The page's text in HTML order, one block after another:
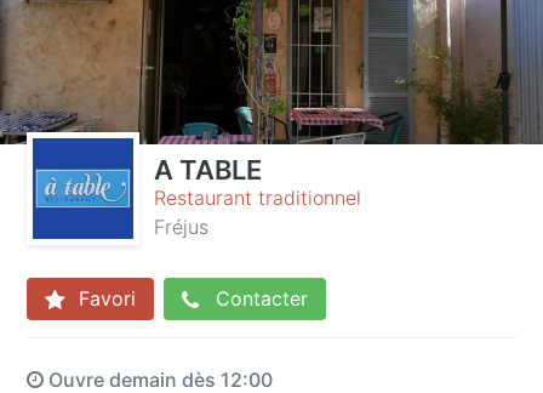
A TABLE
Restaurant traditionnel
Fréjus
Favori Contacter
Ouvre demain dès 12:00